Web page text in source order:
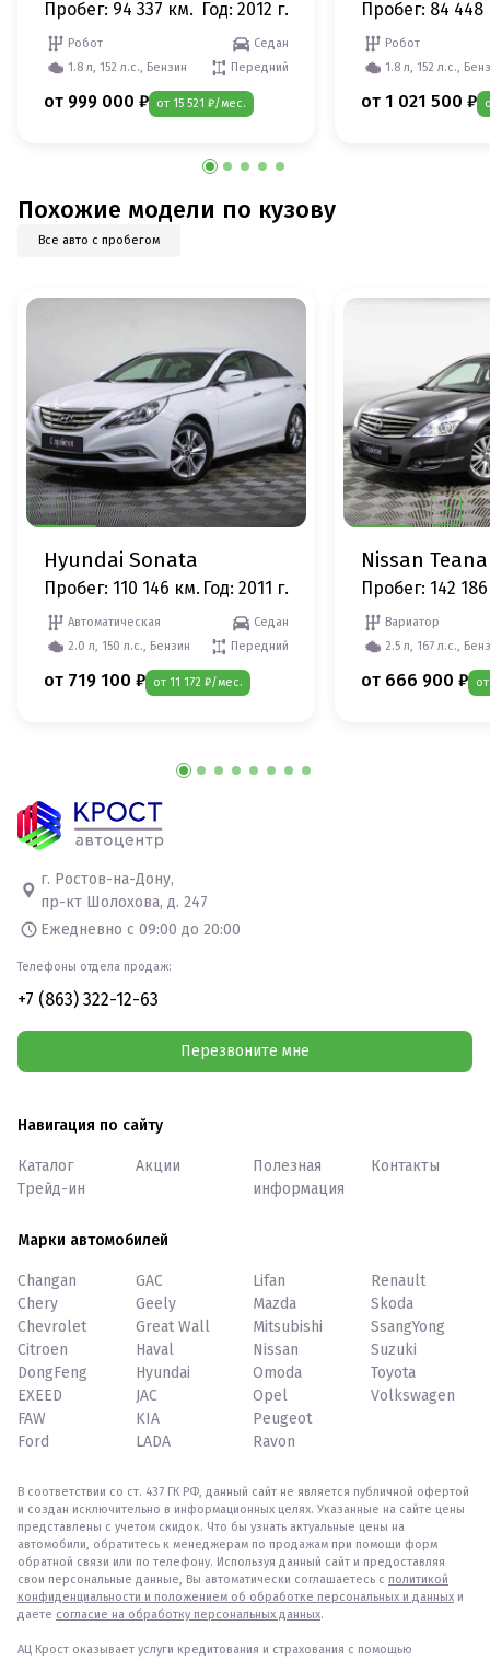
Пробег: 94 337 км. Год: 2012 г.
Робот
Седан
1.8 л, 152 л.с., Бензин
Передний
от 999 000 ₽ от 15 521 ₽/мес.
Пробег: 84 448
Робот
1.8 л, 152 л.с.,
от 1 021 500 ₽
Похожие модели по кузову
Все авто с пробегом
Hyundai Sonata
Пробег: 110 146 км. Год: 2011 г.
Автоматическая
Седан
2.0 л, 150 л.с., Бензин
Передний
от 719 100 ₽ от 11 172 ₽/мес.
Nissan Teana
Пробег: 142
Вариатор
2.5 л, 167 л.с.,
от 666 900 ₽
г. Ростов-на-Дону,
пр-кт Шолохова, д. 247
Ежедневно с 09:00 до 20:00
Телефоны отдела продаж:
+7 (863) 322-12-63
Перезвоните мне
Навигация по сайту
Каталог
Трейд-ин
Акции
Полезная
информация
Контакты
Марки автомобилей
Changan
Chery
Chevrolet
Citroen
DongFeng
EXEED
FAW
Ford
GAC
Geely
Great Wall
Haval
Hyundai
JAC
KIA
LADA
Lifan
Mazda
Mitsubishi
Nissan
Omoda
Opel
Peugeot
Ravon
Renault
Skoda
SsangYong
Suzuki
Toyota
Volkswagen
В соответствии со ст. 437 ГК РФ, данный сайт не является публичной офертой
и создан исключительно в информационных целях. Указанные на сайте цены
представлены с учетом скидок. Что бы узнать актуальные цены на
автомобили, обратитесь к менеджерам по продажам при помощи форм
обратной связи или по телефону. Используя данный сайт и предоставляя
свои персональные данные, Вы автоматически соглашаетесь с политикой
конфиденциальности и положением об обработке персональных и данных и
даете согласие на обработку персональных данных.
АЦ Крост оказывает услуги кредитования и страхования с помощью